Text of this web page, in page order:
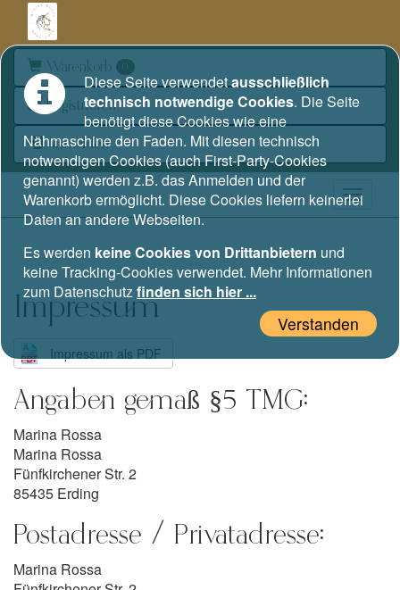
Warenkorb 0
Registrieren
Anmelden
Impressum
Impressum als PDF
Angaben gemäß §5 TMG:
Marina Rossa
Marina Rossa
Fünfkirchener Str. 2
85435 Erding
Postadresse / Privatadresse:
Marina Rossa
Diese Seite verwendetausschließlich
technisch notwendige Cookies. Die Seite
benötigt diese Cookies wie eine
Nähmaschine den Faden. Mit diesen technisch
notwendigen Cookies (auch First-Party-Cookies
genannt) werden z.B. das Anmelden und der
Warenkorb ermöglicht. Diese Cookies liefern keinerlei
Daten an andere Webseiten.
Es werden keine Cookies von Drittanbietern und
keine Tracking-Cookies verwendet. Mehr Informationen
zum Datenschutzfinden sich hier ...
Verstanden